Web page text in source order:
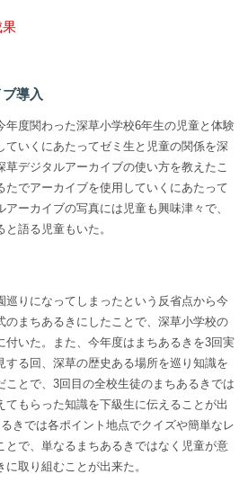
果
導入
年度関わった深草小学校6年生の児童と体験
ていくにあたってゼミ生と児童の関係を深
デジタルアーカイブの使い方を教えたこ
たでアーカイブを使用していくにあたって
ーカイブの写真には児童も興味津々で、
語る児童もいた。
巡りになってしまったという反省点から今
のまちあるきにしたことで、深草小学校の
付いた。また、今年度はまちあるきを3回実
する回、深草の歴史ある場所を巡り知識を
ことで、3回目の全校生徒のまちあるきでは
もらった知識を下級生に伝えることが出
きでは各ポイント地点でクイズや簡単なレ
とで、単なるまちあるきではなく児童が意
取り組むことが出来た。